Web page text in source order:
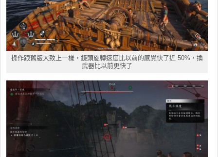
操作跟舊版大致上一樣，鏡頭旋轉速度比以前的感覺快了近 50%，換
武器比以前更快了